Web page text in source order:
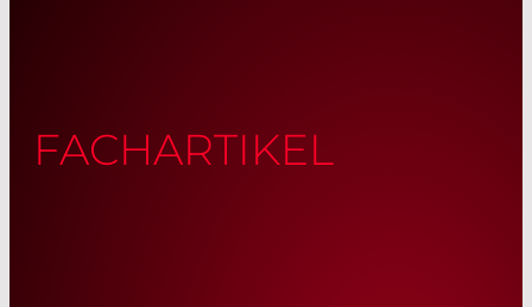
FACHARTIKEL